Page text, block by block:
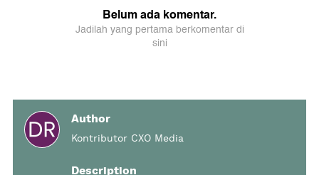
Author
Kontributor CXO Media
Description